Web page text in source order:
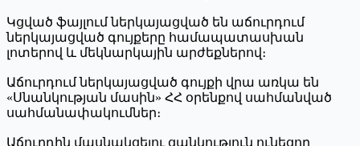
Կցված ֆայլում ներկայացված են աճուրդում
ներկայացված գույքերը համապատասխան
լոտերով և մեկնարկային արժեքներով։
Աճուրդում ներկայացված գույքի վրա առկա են
«Սնանկության մասին» ՀՀ օրենքով սահմանված
սահմանափակումներ։
Աճուրդին մասնակցելու ցանկություն ունեցող